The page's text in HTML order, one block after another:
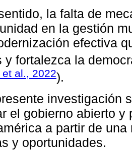
la falta de
en la gestión
efectiva
y fortalezca la
al., 2022).
investigación
el gobierno abierto
a partir de
y oportunidades.